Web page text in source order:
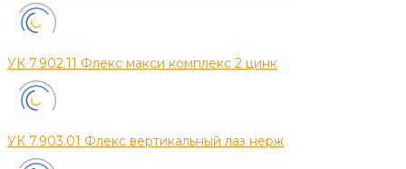
УК 7.902.11 Флекс макси комплекс 2 цинк
УК 7.903.01 Флекс вертикальный лаз нерж